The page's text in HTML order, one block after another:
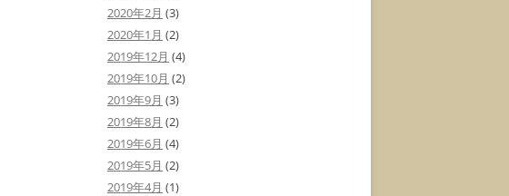
2020年2月 (3)
2020年1月 (2)
2019年12月 (4)
2019年10月 (2)
2019年9月 (3)
2019年8月 (2)
2019年6月 (4)
2019年5月 (2)
2019年4月 (1)